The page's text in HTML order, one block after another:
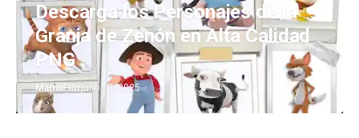
Descarga los Personajes de la
Granja de Zenón en Alta Calidad
PNG
MamaFlorjulio 13, 2025